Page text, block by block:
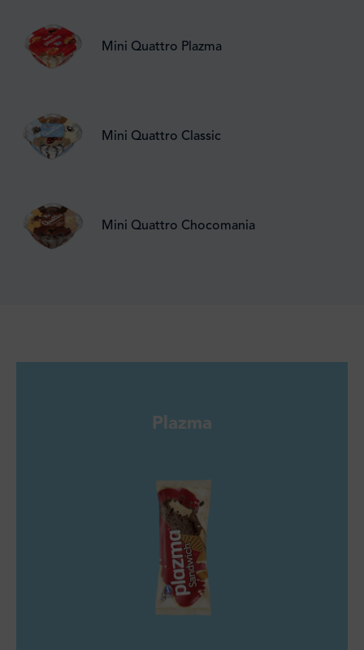
Mini Quattro Plazma
Mini Quattro Classic
Mini Quattro Chocomania
Plazma